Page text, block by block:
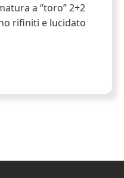
a “toro” 2+2
rifiniti e lucidato